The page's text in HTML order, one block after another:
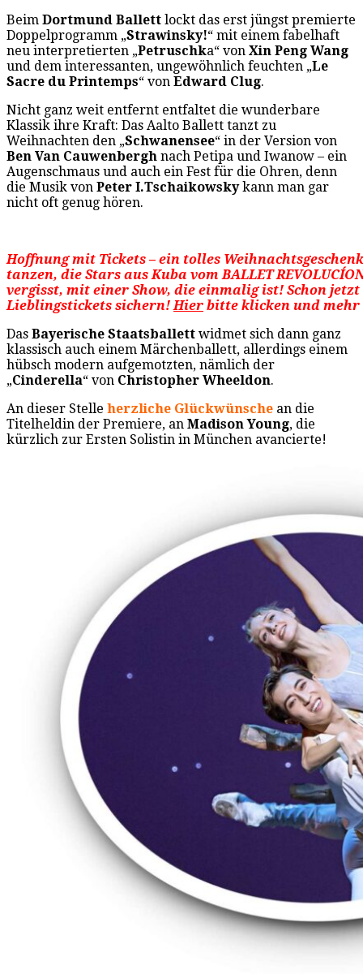
Beim Dortmund Ballett lockt das erst jüngst premierte
Doppelprogramm „Strawinsky!“ mit einem fabelhaft
neu interpretierten „Petruschka“ von Xin Peng Wang
und dem interessanten, ungewöhnlich feuchten „Le
Sacre du Printemps“ von Edward Clug.
Nicht ganz weit entfernt entfaltet die wunderbare
Klassik ihre Kraft: Das Aalto Ballett tanzt zu
Weihnachten den „Schwanensee“ in der Version von
Ben Van Cauwenbergh nach Petipa und Iwanow – ein
Augenschmaus und auch ein Fest für die Ohren, denn
die Musik von Peter I.Tschaikowskykann man gar
nicht oft genug hören.
Hoffnungmit Tickets – ein tolles
tanzen, die Stars aus Kuba vom BALLET
vergisst, mit einer Show, die einmalig ist! Schon
Lieblingstickets sichern!Hier bitte klicken und
Das Bayerische Staatsballett widmet sich dann ganz
klassisch auch einem Märchenballett, allerdings einem
hübsch modern aufgemotzten, nämlich der
„Cinderella“ von Christopher Wheeldon.
An dieser Stelle herzliche Glückwünsche an die
Titelheldin der Premiere, an Madison Young, die
kürzlich zur Ersten Solistin in München avancierte!